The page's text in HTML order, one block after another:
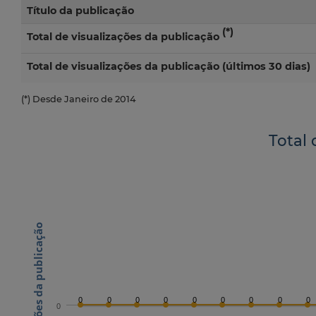
Título da publicação
Total de visualizações da publicação (*)
Total de visualizações da publicação (últimos 30 dias)
(*) Desde Janeiro de 2014
Total
0 0 0 0 0 0 0 0 0
0